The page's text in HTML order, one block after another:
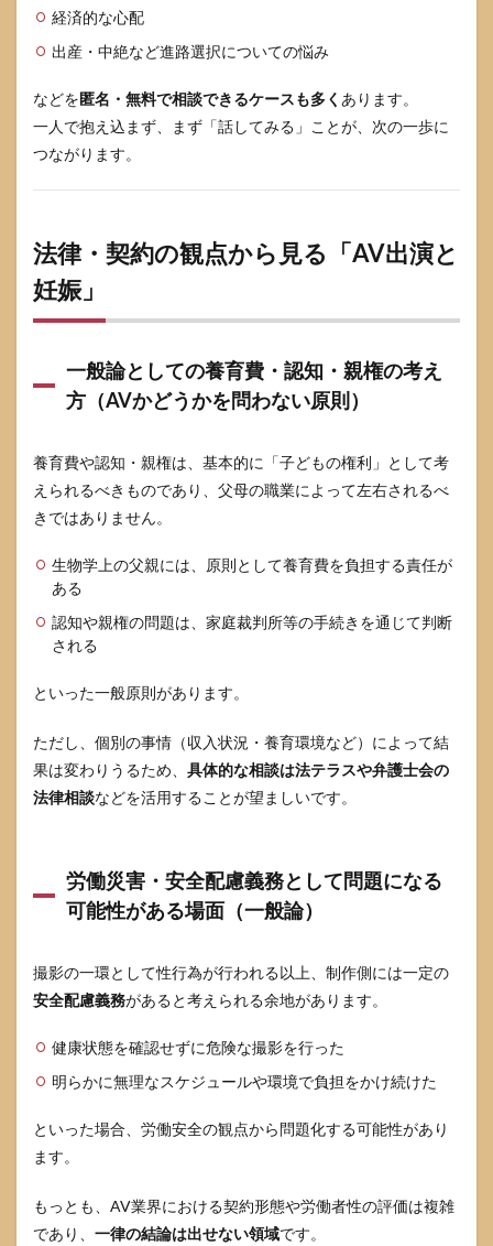
（FAQ）
8.1
で見た
ことを
そのま
ま真似
しても
安全で
8.2
「避妊
に失敗
したか
ませ
ん。何
時間以
きです
か？」
8.3
在住で
すが、
妊娠の
相談窓
口はど
こで探
か？」
「元
AV女
優だ
利にな
ります
か？」
まと
め：
妊
出産
のも
──
検索
の先
る行
動を
経済的な心配
出産・中絶など進路選択についての悩み
などを匿名・無料で相談できるケースも多く あります。
一人で抱え込まず、まず「話してみる」ことが、次の一歩に
つながります。
法律・契約の観点から見る「AV出演と
妊娠」
一般論としての養育費・認知・親権の考え
方（AVかどうかを問わない原則）
養育費や認知・親権は、基本的に「子どもの権利」として考
えられるべきものであり、父母の職業によって左右されるべ
きではありません。
生物学上の父親には、原則として養育費を負担する責任が
ある
認知や親権の問題は、家庭裁判所等の手続きを通じて判断
される
といった一般原則があります。
ただし、個別の事情（収入状況・養育環境など）によって結
果は変わりうるため、 具体的な相談は法テラスや弁護士会の
法律相談などを活用することが望ましいです。
労働災害・安全配慮義務として問題になる
可能性がある場面（一般論）
撮影の一環として性行為が行われる以上、制作側には一定の
安全配慮義務があると考えられる余地があります。
健康状態を確認せずに危険な撮影を行った
明らかに無理なスケジュールや環境で負担をかけ続けた
といった場合、労働安全の観点から問題化する可能性があり
ます。
もっとも、AV業界における契約形態や労働者性の評価は複雑
であり、 一律の結論は出せない領域です。